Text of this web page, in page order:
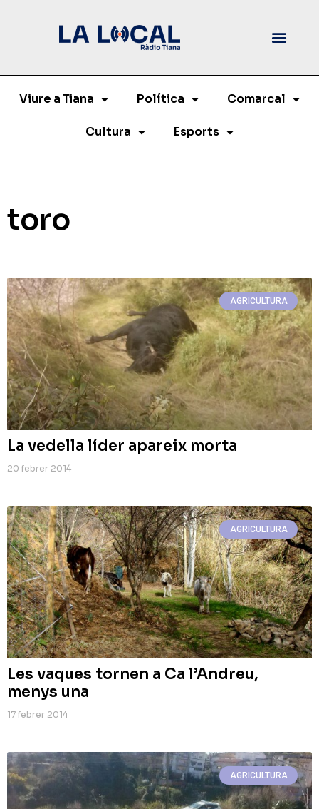
Viure a Tiana Política Comarcal
Cultura Esports
toro
AGRICULTURA
La vedella líder apareix morta
20 febrer 2014
AGRICULTURA
Les vaques tornen a Ca l’Andreu,
menys una
17 febrer 2014
AGRICULTURA